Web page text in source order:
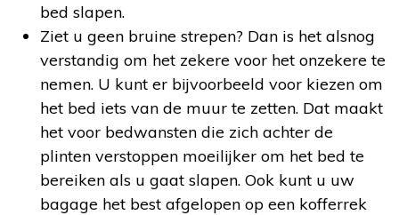
bed slapen.
Ziet u geen bruine strepen? Dan is het alsnog
verstandig om het zekere voor het onzekere te
nemen. U kunt er bijvoorbeeld voor kiezen om
het bed iets van de muur te zetten. Dat maakt
het voor bedwansten die zich achter de
plinten verstoppen moeilijker om het bed te
bereiken als u gaat slapen. Ook kunt u uw
bagage het best afgelopen op een kofferrek